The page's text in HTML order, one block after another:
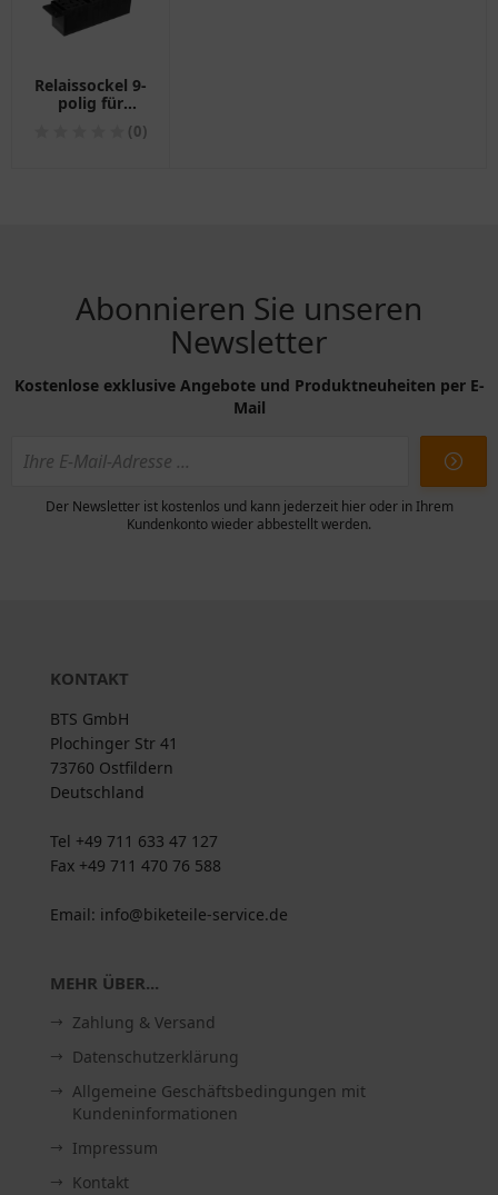
Relaissockel 9-
polig für
Motorräder(0)
Abonnieren Sie unseren
Newsletter
Kostenlose exklusive Angebote und Produktneuheiten per E-
Mail
Der Newsletter ist kostenlos und kann jederzeit hier oder in Ihrem
Kundenkonto wieder abbestellt werden.
KONTAKT
BTS GmbH
Plochinger Str 41
73760 Ostfildern
Deutschland
Tel +49 711 633 47 127
Fax +49 711 470 76 588
Email: info@biketeile-service.de
MEHR ÜBER...
Zahlung & Versand
Datenschutzerklärung
Allgemeine Geschäftsbedingungen mit
Kundeninformationen
Impressum
Kontakt